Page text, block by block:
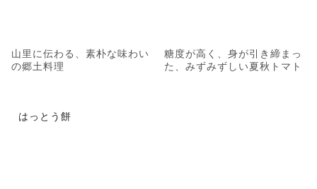
山里に伝わる、素朴な味わい
の郷土料理
糖度が高く、身が引き締まっ
た、みずみずしい夏秋トマト
はっとう餅